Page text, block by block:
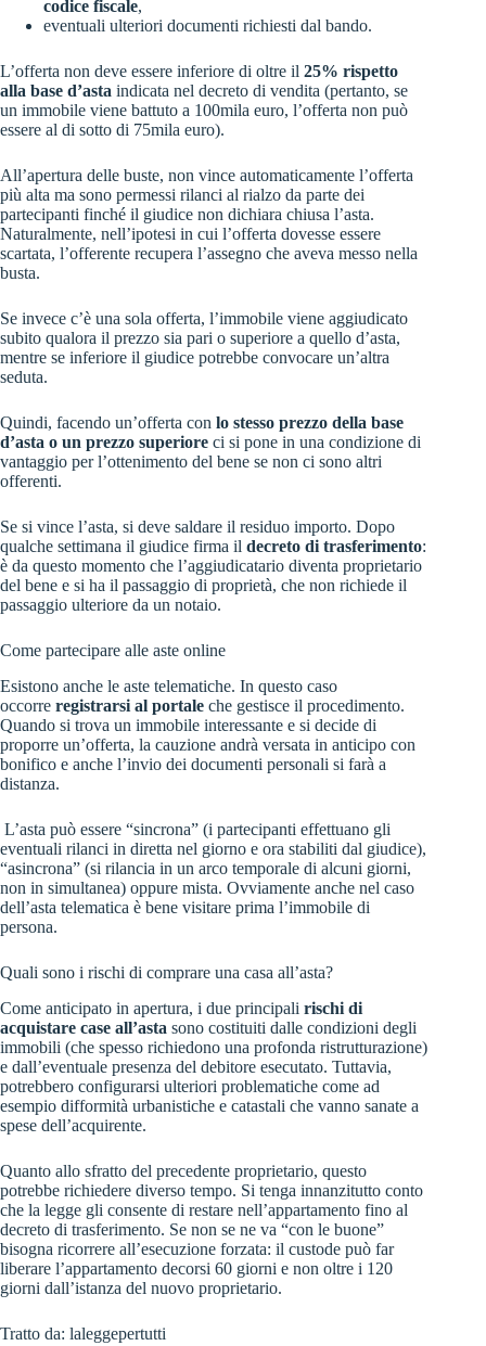
codice fiscale,
eventuali ulteriori documenti richiesti dal bando.
L’offerta non deve essere inferiore di oltre il 25% rispetto
alla base d’asta indicata nel decreto di vendita (pertanto, se
un immobile viene battuto a 100mila euro, l’offerta non può
essere al di sotto di 75mila euro).
All’apertura delle buste, non vince automaticamente l’offerta
più alta ma sono permessi rilanci al rialzo da parte dei
partecipanti finché il giudice non dichiara chiusa l’asta.
Naturalmente, nell’ipotesi in cui l’offerta dovesse essere
scartata, l’offerente recupera l’assegno che aveva messo nella
busta.
Se invece c’è una sola offerta, l’immobile viene aggiudicato
subito qualora il prezzo sia pari o superiore a quello d’asta,
mentre se inferiore il giudice potrebbe convocare un’altra
seduta.
Quindi, facendo un’offerta con lo stesso prezzo della base
d’asta o un prezzo superiore ci si pone in una condizione di
vantaggio per l’ottenimento del bene se non ci sono altri
offerenti.
Se si vince l’asta, si deve saldare il residuo importo. Dopo
qualche settimana il giudice firma il decreto di trasferimento:
è da questo momento che l’aggiudicatario diventa proprietario
del bene e si ha il passaggio di proprietà, che non richiede il
passaggio ulteriore da un notaio.
Come partecipare alle aste online
Esistono anche le aste telematiche. In questo caso
occorre registrarsi al portale che gestisce il procedimento.
Quando si trova un immobile interessante e si decide di
proporre un’offerta, la cauzione andrà versata in anticipo con
bonifico e anche l’invio dei documenti personali si farà a
distanza.
L’asta può essere “sincrona” (i partecipanti effettuano gli
eventuali rilanci in diretta nel giorno e ora stabiliti dal giudice),
“asincrona” (si rilancia in un arco temporale di alcuni giorni,
non in simultanea) oppure mista. Ovviamente anche nel caso
dell’asta telematica è bene visitare prima l’immobile di
persona.
Quali sono i rischi di comprare una casa all’asta?
Come anticipato in apertura, i due principali rischi di
acquistare case all’asta sono costituiti dalle condizioni degli
immobili (che spesso richiedono una profonda ristrutturazione)
e dall’eventuale presenza del debitore esecutato. Tuttavia,
potrebbero configurarsi ulteriori problematiche come ad
esempio difformità urbanistiche e catastali che vanno sanate a
spese dell’acquirente.
Quanto allo sfratto del precedente proprietario, questo
potrebbe richiedere diverso tempo. Si tenga innanzitutto conto
che la legge gli consente di restare nell’appartamento fino al
decreto di trasferimento. Se non se ne va “con le buone”
bisogna ricorrere all’esecuzione forzata: il custode può far
liberare l’appartamento decorsi 60 giorni e non oltre i 120
giorni dall’istanza del nuovo proprietario.
Tratto da: laleggepertutti